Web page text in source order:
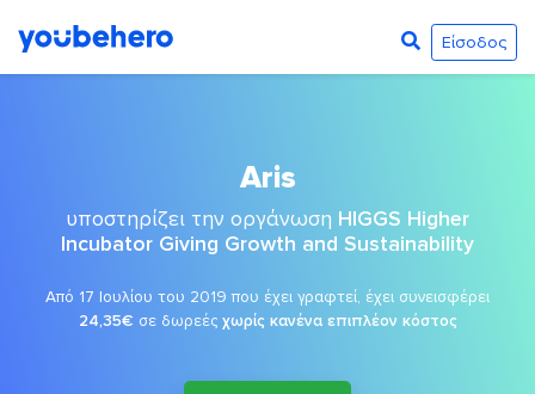
Είσοδος
Aris
υποστηρίζει την οργάνωση HIGGS Higher
Incubator Giving Growth and Sustainability
Από 17 Ιουλίου του 2019 που έχει γραφτεί, έχει συνεισφέρει
24,35€ σε δωρεές χωρίς κανένα επιπλέον κόστος